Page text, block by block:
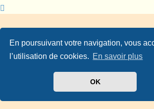
En poursuivant votre navigation, vous
l’utilisation de cookies. En savoir plus
OK